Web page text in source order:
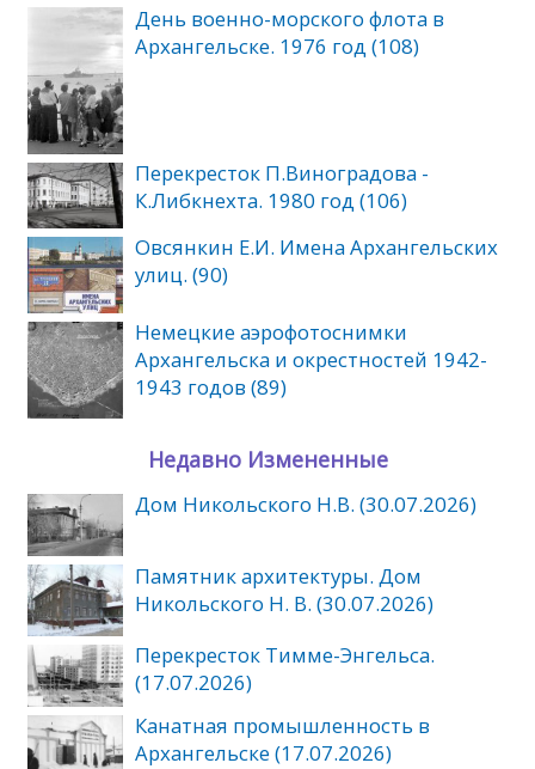
День военно-морского флота в
Архангельске. 1976 год (108)
Перекресток П.Виноградова -
К.Либкнехта. 1980 год (106)
Овсянкин Е.И. Имена Архангельских
улиц. (90)
Немецкие аэрофотоснимки
Архангельска и окрестностей 1942-
1943 годов (89)
Недавно Измененные
Дом Никольского Н.В. (30.07.2026)
Памятник архитектуры. Дом
Никольского Н. В. (30.07.2026)
Перекресток Тимме-Энгельса.
(17.07.2026)
Канатная промышленность в
Архангельске (17.07.2026)